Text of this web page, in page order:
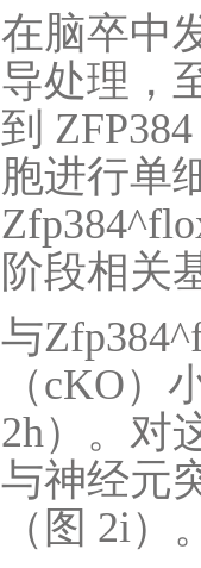
在脑卒中
导处理，
到
胞进行单
阶段相关
与
（cKO
2h）。对
与神经元
（图 2i）